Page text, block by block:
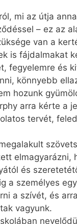
mi az útja
– ez az
van a
is fájdalmakat
fegyelemre és
könnyebb
hozunk
arra kérte a
tervét,
elmagyarázni,
és
a személyes
a szívét, és
vagyunk.